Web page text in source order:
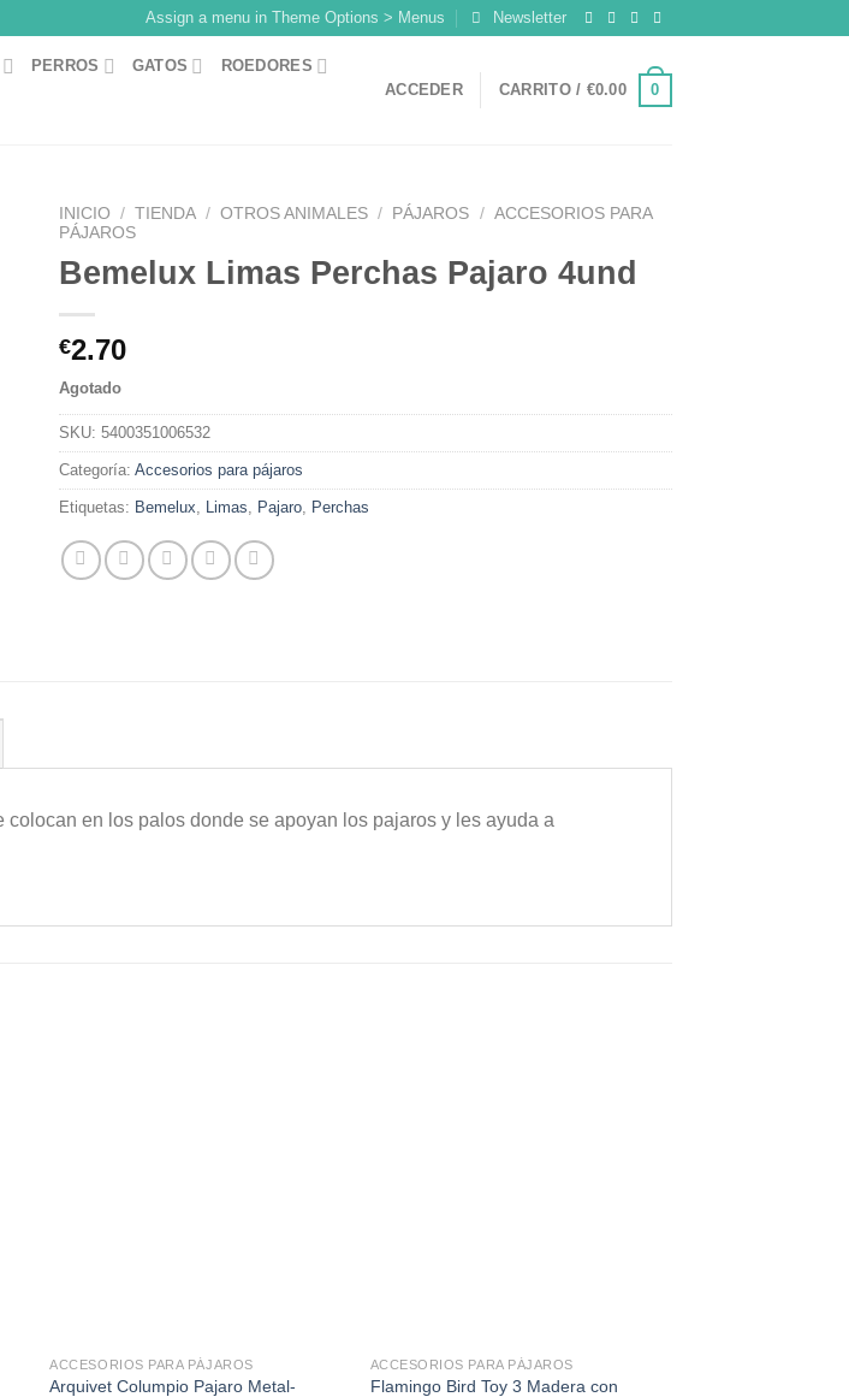
Assign a menu in Theme Options > Menus Newsletter
PERROS GATOS ROEDORES
ACCEDER CARRITO / €0.00 0
INICIO / TIENDA / OTROS ANIMALES / PÁJAROS / ACCESORIOS PARA
PÁJAROS
Bemelux Limas Perchas Pajaro 4und
€2.70
Agotado
SKU: 5400351006532
Categoría: Accesorios para pájaros
Etiquetas: Bemelux Limas Pajaro Perchas
en los palos donde se apoyan los pajaros y les ayuda a
ACCESORIOS PARA PÁJAROS
Arquivet Columpio Pajaro Metal-
ACCESORIOS PARA PÁJAROS
Flamingo Bird Toy 3 Madera con